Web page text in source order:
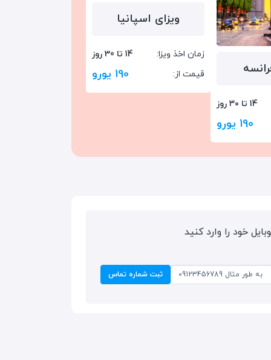
14 تا ۳۰ روز
190 یورو
ویزای اسپانیا
زمان اخذ ویزا:
14 تا 30 روز
قیمت از:
190 یورو
خود را وارد کنید
ثبت شماره تماس